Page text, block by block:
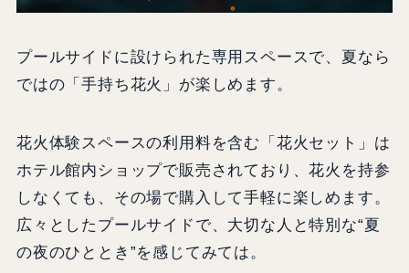
プールサイドに設けられた専用スペースで、夏なら
ではの「手持ち花火」が楽しめます。
花火体験スペースの利用料を含む「花火セット」は
ホテル館内ショップで販売されており、花火を持参
しなくても、その場で購入して手軽に楽しめます。
広々としたプールサイドで、大切な人と特別な“夏
の夜のひととき”を感じてみては。